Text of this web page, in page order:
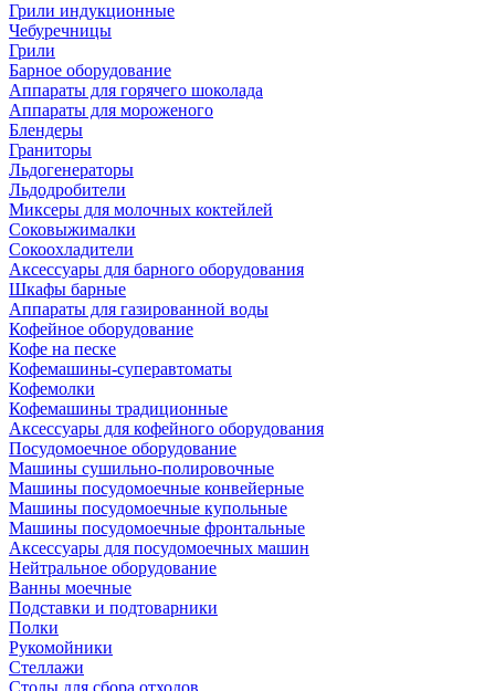
Грили индукционные
Чебуречницы
Грили
Барное оборудование
Аппараты для горячего шоколада
Аппараты для мороженого
Блендеры
Граниторы
Льдогенераторы
Льдодробители
Миксеры для молочных коктейлей
Соковыжималки
Сокоохладители
Аксессуары для барного оборудования
Шкафы барные
Аппараты для газированной воды
Кофейное оборудование
Кофе на песке
Кофемашины-суперавтоматы
Кофемолки
Кофемашины традиционные
Аксессуары для кофейного оборудования
Посудомоечное оборудование
Машины сушильно-полировочные
Машины посудомоечные конвейерные
Машины посудомоечные купольные
Машины посудомоечные фронтальные
Аксессуары для посудомоечных машин
Нейтральное оборудование
Ванны моечные
Подставки и подтоварники
Полки
Рукомойники
Стеллажи
Столы для сбора отходов